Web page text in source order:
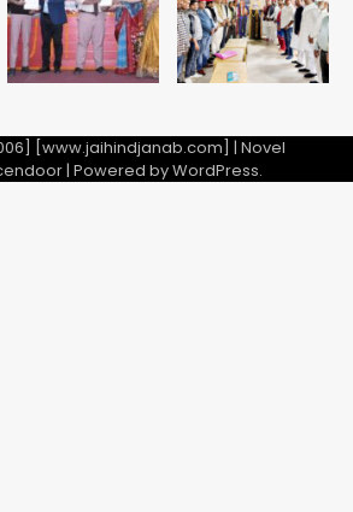
[www.jaihindjanab.com] | Novel
| Powered byWordPress.